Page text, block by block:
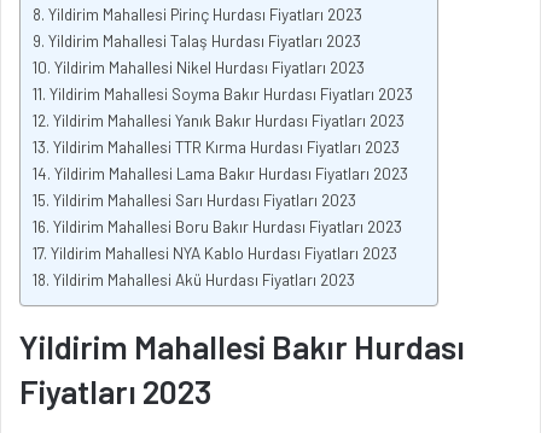
Yildirim Mahallesi Pirinç Hurdası Fiyatları 2023
Yildirim Mahallesi Talaş Hurdası Fiyatları 2023
Yildirim Mahallesi Nikel Hurdası Fiyatları 2023
Yildirim Mahallesi Soyma Bakır Hurdası Fiyatları 2023
Yildirim Mahallesi Yanık Bakır Hurdası Fiyatları 2023
Yildirim Mahallesi TTR Kırma Hurdası Fiyatları 2023
Yildirim Mahallesi Lama Bakır Hurdası Fiyatları 2023
Yildirim Mahallesi Sarı Hurdası Fiyatları 2023
Yildirim Mahallesi Boru Bakır Hurdası Fiyatları 2023
Yildirim Mahallesi NYA Kablo Hurdası Fiyatları 2023
Yildirim Mahallesi Akü Hurdası Fiyatları 2023
Yildirim Mahallesi Bakır Hurdası
Fiyatları 2023